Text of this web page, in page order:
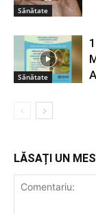
Sănătate
Sănătate
LĂSAȚI UN